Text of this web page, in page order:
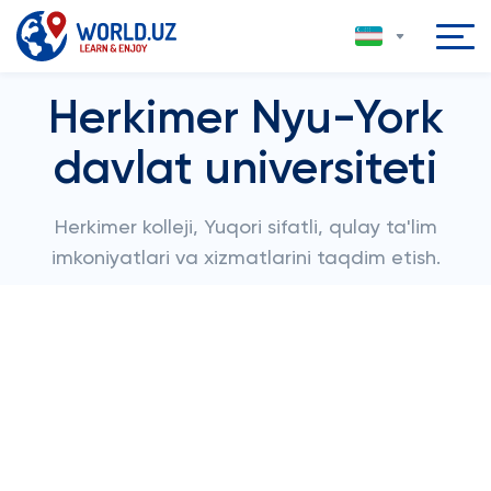
Herkimer Nyu-York
davlat universiteti
Herkimer kolleji, Yuqori sifatli, qulay ta'lim
imkoniyatlari va xizmatlarini taqdim etish.